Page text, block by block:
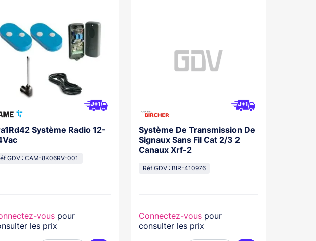
Système Radio 12-
GDV : CAM-8K06RV-001
vouspour
les prix
Système De Transmission De
Signaux Sans Fil Cat 2/3 2
Canaux Xrf-2
Réf GDV : BIR-410976
Connectez-vous pour
consulter les prix